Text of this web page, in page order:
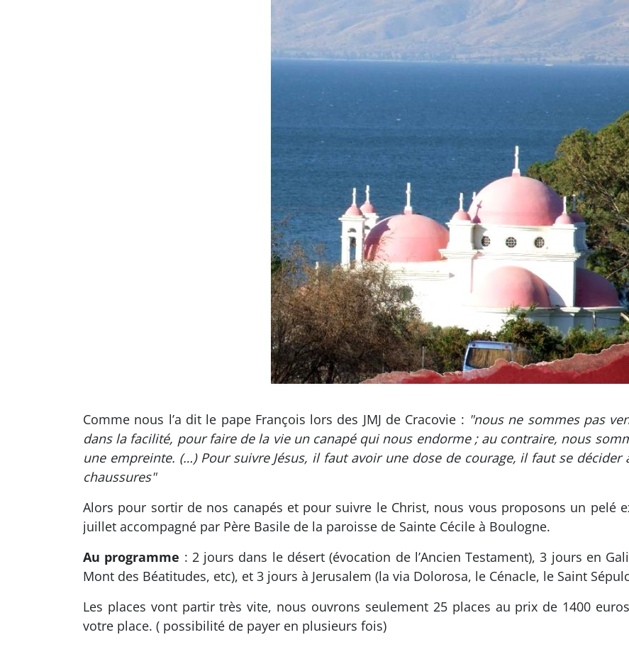
Comme nous l’a dit le pape François lors des JMJ de Cracovie : "nous ne sommes pas
dans la facilité, pour faire de la vie un canapé qui nous endorme ; au contraire, nous
une empreinte. (…) Pour suivre Jésus, il faut avoir une dose de courage, il faut se
chaussures"
Alors pour sortir de nos canapés et pour suivre le Christ, nous vous proposons un pelé
juillet accompagné par Père Basile de la paroisse de Sainte Cécile à Boulogne.
Au programme : 2 jours dans le désert (évocation de l’Ancien Testament), 3 jours en
Mont des Béatitudes, etc), et 3 jours à Jerusalem (la via Dolorosa, le Cénacle, le Saint
Les places vont partir très vite, nous ouvrons seulement 25 places au prix de 1400
votre place. ( possibilité de payer en plusieurs fois)